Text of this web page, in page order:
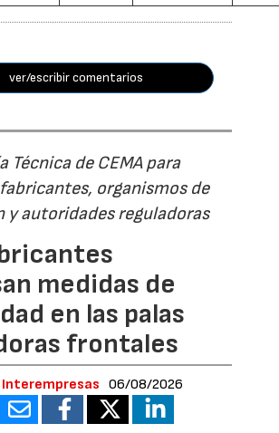
ver/escribir comentarios
Técnica de CEMA para
organismos de
y autoridades reguladoras
medidas de
en las palas
frontales
06/08/2026